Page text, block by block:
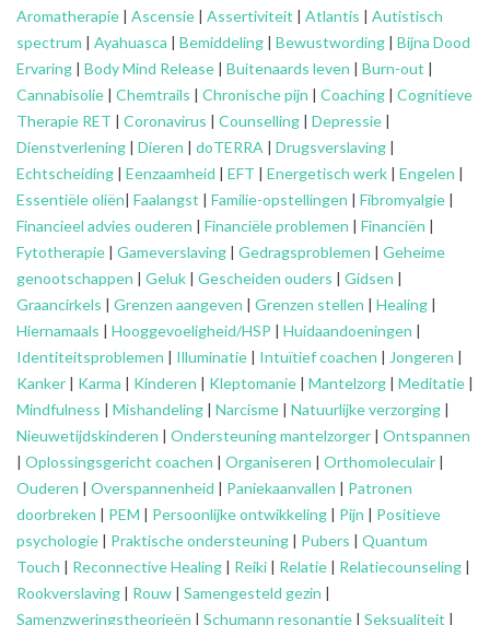
Aromatherapie | Ascensie | Assertiviteit | Atlantis | Autistisch
spectrum | Ayahuasca | Bemiddeling | Bewustwording | Bijna Dood
Ervaring | Body Mind Release | Buitenaards leven | Burn-out |
Cannabisolie | Chemtrails | Chronische pijn | Coaching | Cognitieve
Therapie RET | Coronavirus | Counselling | Depressie |
Dienstverlening | Dieren | doTERRA | Drugsverslaving |
Echtscheiding | Eenzaamheid | EFT | Energetisch werk | Engelen |
Essentiële oliën| Faalangst | Familie-opstellingen | Fibromyalgie |
Financieel advies ouderen | Financiële problemen | Financiën |
Fytotherapie | Gameverslaving | Gedragsproblemen | Geheime
genootschappen | Geluk | Gescheiden ouders | Gidsen |
Graancirkels | Grenzen aangeven | Grenzen stellen | Healing |
Hiernamaals | Hooggevoeligheid/HSP | Huidaandoeningen |
Identiteitsproblemen | Illuminatie | Intuïtief coachen | Jongeren |
Kanker | Karma | Kinderen | Kleptomanie | Mantelzorg | Meditatie |
Mindfulness | Mishandeling | Narcisme | Natuurlijke verzorging |
Nieuwetijdskinderen | Ondersteuningmantelzorger | Ontspannen
| Oplossingsgericht coachen | Organiseren | Orthomoleculair |
Ouderen | Overspannenheid | Paniekaanvallen | Patronen
doorbreken | PEM | Persoonlijke ontwikkeling | Pijn | Positieve
psychologie | Praktische ondersteuning | Pubers | Quantum
Touch | Reconnective Healing | Reiki | Relatie | Relatiecounseling |
Rookverslaving | Rouw | Samengesteld gezin |
Samenzweringstheorieën | Schumann resonantie | Seksualiteit |